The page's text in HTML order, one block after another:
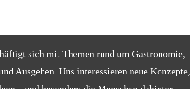
sich mit Themen rund um Gastronomie,
Ausgehen. Uns interessieren neue Konzepte,